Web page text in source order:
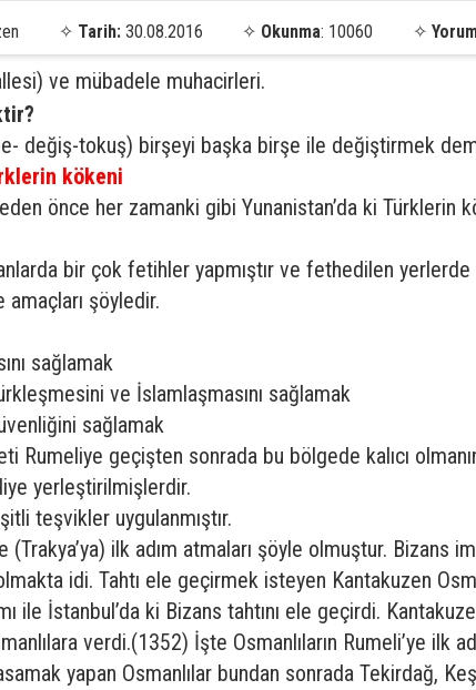
✧ Tarih: 30.08.2016 ✧ Okunma: 10060 ✧
ve mübadele muhacirleri.
değiş-tokuş) birşeyi başka birşe ile değiştirmek
kökeni
önce her zamanki gibi Yunanistan’da ki Türklerin
bir çok fetihler yapmıştır ve fethedilen yerlerde
amaçları şöyledir.
sağlamak
ve İslamlaşmasını sağlamak
sağlamak
Rumeliye geçişten sonrada bu bölgede kalıcı
yerleştirilmişlerdir.
teşvikler uygulanmıştır.
(Trakya’ya) ilk adım atmaları şöyle olmuştur.
idi. Tahtı ele geçirmek isteyen Kantakuzen
ile İstanbul’da ki Bizans tahtını ele geçirdi.
verdi.(1352) İşte Osmanlıların Rumeli’ye ilk
yapan Osmanlılar bundan sonrada Tekirdağ,